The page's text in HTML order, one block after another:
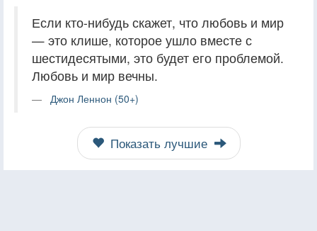
Если кто-нибудь скажет, что любовь и мир
— это клише, которое ушло вместе с
шестидесятыми, это будет его проблемой.
Любовь и мир вечны.
Джон Леннон (50+)
Показать лучшие